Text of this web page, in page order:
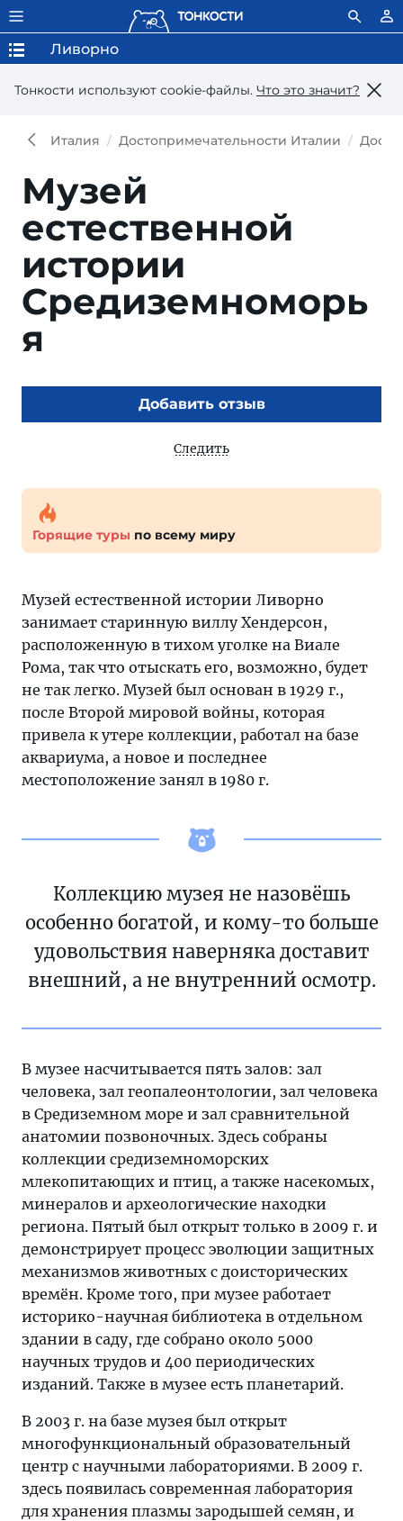
Тонкости используют сookie-файлы. Что это значит?
Ливорно
Италия Достопримечательности Италии
Музей
естественной
истории
Средиземноморь
я
Добавить отзыв
Следить
Горящие туры по всему миру
Музей естественной истории Ливорно
занимает старинную виллу Хендерсон,
расположенную в тихом уголке на Виале
Рома, так что отыскать его, возможно, будет
не так легко. Музей был основан в 1929 г.,
после Второй мировой войны, которая
привела к утере коллекции, работал на базе
аквариума, а новое и последнее
местоположение занял в 1980 г.
Коллекцию музея не назовёшь
особенно богатой, и кому-то больше
удовольствия наверняка доставит
внешний, а не внутренний осмотр.
В музее насчитывается пять залов: зал
человека, зал геопалеонтологии, зал человека
в Средиземном море и зал сравнительной
анатомии позвоночных. Здесь собраны
коллекции средиземноморских
млекопитающих и птиц, а также насекомых,
минералов и археологические находки
региона. Пятый был открыт только в 2009 г. и
демонстрирует процесс эволюции защитных
механизмов животных с доисторических
времён. Кроме того, при музее работает
историко-научная библиотека в отдельном
здании в саду, где собрано около 5000
научных трудов и 400 периодических
изданий. Также в музее есть планетарий.
В 2003 г. на базе музея был открыт
многофункциональный образовательный
центр с научными лабораториями. В 2009 г.
здесь появилась современная лаборатория
для хранения плазмы зародышей семян, и